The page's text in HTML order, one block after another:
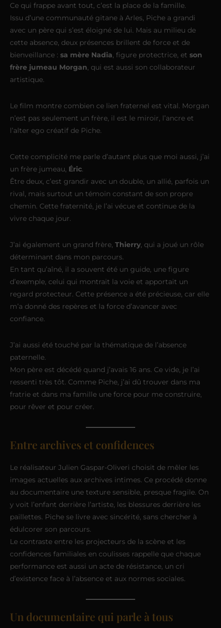
Ce qui frappe avant tout, c’est la place de la famille.
Issu d’une communauté gitane à Arles, Piche a grandi
avec un père qui s’est éloigné de lui. Mais au milieu de
cette absence, deux présences brillent de force et de
bienveillance : sa mère Nadia, figure protectrice, et son
frère jumeau Morgan, qui est aussi son collaborateur
artistique.
Le film montre combien ce lien fraternel est vital. Morgan
n’est pas seulement un frère, il est le miroir, l’ancre et
l’alter ego créatif de Piche.
Cette complicité me parle d’autant plus que moi aussi, j’ai
un frère jumeau, Éric.
Être deux, c’est grandir avec un double, un allié, parfois un
rival, mais surtout un témoin constant de son propre
chemin. Cette fraternité, je l’ai vécue et continue de la
vivre chaque jour.
J’ai également un grand frère, Thierry, qui a joué un rôle
déterminant dans mon parcours.
En tant qu’aîné, il a souvent été un guide, une figure
d’exemple, celui qui montrait la voie et apportait un
regard protecteur. Cette présence a été précieuse, car elle
m’a donné des repères et la force d’avancer avec
confiance.
J’ai aussi été touché par la thématique de l’absence
paternelle.
Mon père est décédé quand j’avais 16 ans. Ce vide, je l’ai
ressenti très tôt. Comme Piche, j’ai dû trouver dans ma
fratrie et dans ma famille une force pour me construire,
pour rêver et pour créer.
Entre archives et confidences
Le réalisateur Julien Gaspar-Oliveri choisit de mêler les
images actuelles aux archives intimes. Ce procédé donne
au documentaire une texture sensible, presque fragile. On
y voit l’enfant derrière l’artiste, les blessures derrière les
paillettes. Piche se livre avec sincérité, sans chercher à
édulcorer son parcours.
Le contraste entre les projecteurs de la scène et les
confidences familiales en coulisses rappelle que chaque
performance est aussi un acte de résistance, un cri
d’existence face à l’absence et aux normes sociales.
Un documentaire qui parle à tous